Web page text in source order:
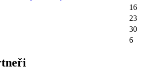
16
23
30
6